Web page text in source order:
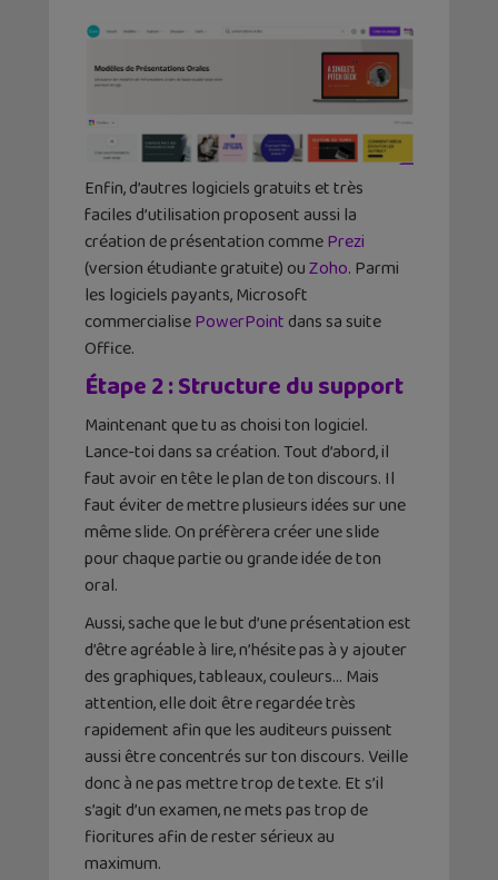
Enfin, d’autres logiciels gratuits et très
faciles d’utilisation proposent aussi la
création de présentation commePrezi
(version étudiante gratuite) ouZoho. Parmi
les logiciels payants, Microsoft
commercialisePowerPoint dans sa suite
Office.
Étape 2 : Structure du support
Maintenant que tu as choisi ton logiciel.
Lance-toi dans sa création. Tout d’abord, il
faut avoir en tête le plan de ton discours. Il
faut éviter de mettre plusieurs idées sur une
même slide. On préfèrera créer une slide
pour chaque partie ou grande idée de ton
oral.
Aussi, sache que le but d’une présentation est
d’être agréable à lire, n’hésite pas à y ajouter
des graphiques, tableaux, couleurs… Mais
attention, elle doit être regardée très
rapidement afin que les auditeurs puissent
aussi être concentrés sur ton discours. Veille
donc à ne pas mettre trop de texte. Et s’il
s’agit d’un examen, ne mets pas trop de
fioritures afin de rester sérieux au
maximum.